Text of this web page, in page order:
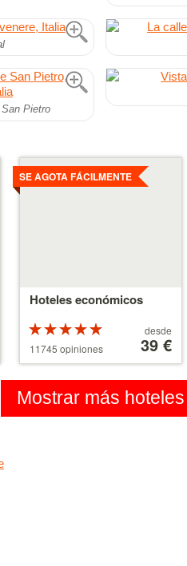
Pietro
Hoteles económicos
SE AGOTA FÁCILMENTE
Valoracion
de 5 estrellas
sobre 5
11745 opiniones partir
110 €
desde
39 €
Ver
detalles
Mostrar más hoteles